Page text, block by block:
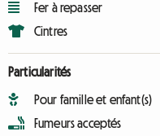
Fer à repasser
Cintres
Particularités
Pour famille et enfant(s)
Fumeurs acceptés